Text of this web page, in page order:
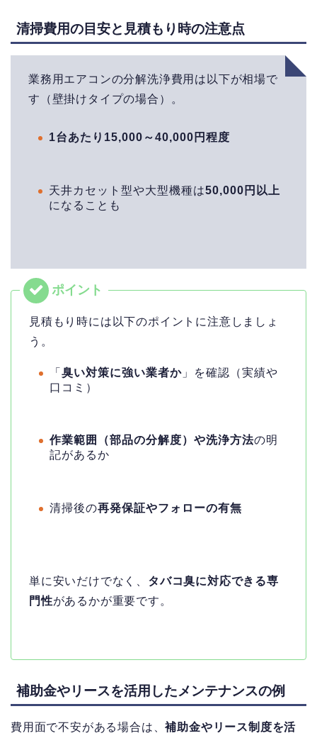
清掃費用の目安と見積もり時の注意点
業務用エアコンの分解洗浄費用は以下が相場で
す（壁掛けタイプの場合）。
1台あたり15,000～40,000円程度
天井カセット型や大型機種は50,000円以上
になることも
見積もり時には以下のポイントに注意しましょ
う。
「 臭い対策に強い業者か 」を確認（実績や
口コミ）
作業範囲（部品の分解度）や洗浄方法の明
記があるか
清掃後の再発保証やフォローの有無
単に安いだけでなく、 タバコ臭に対応できる専
門性があるかが重要です。
補助金やリースを活用したメンテナンスの例
費用面で不安がある場合は、補助金やリース制度を活